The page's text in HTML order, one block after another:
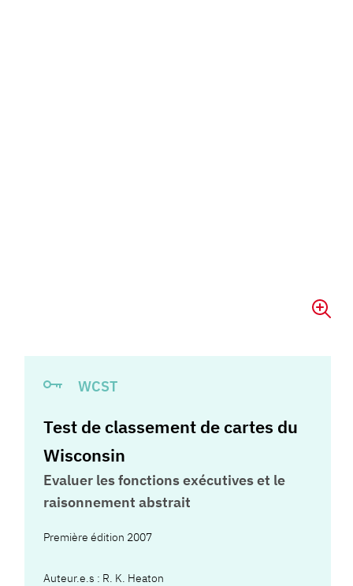
WCST
Test de classement de cartes du
Wisconsin
Evaluer les fonctions exécutives et le
raisonnement abstrait
Première édition 2007
Auteur.e.s : R. K. Heaton